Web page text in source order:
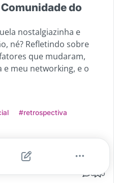
do
nostalgiazinha e
né? Refletindo sobre
que mudaram,
meu networking, e o
#retrospectiva
3 0